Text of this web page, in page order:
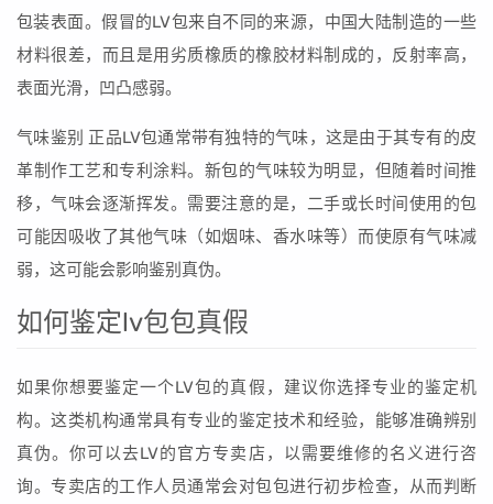
包装表面。假冒的LV包来自不同的来源，中国大陆制造的一些
材料很差，而且是用劣质橡质的橡胶材料制成的，反射率高，
表面光滑，凹凸感弱。
气味鉴别 正品LV包通常带有独特的气味，这是由于其专有的皮
革制作工艺和专利涂料。新包的气味较为明显，但随着时间推
移，气味会逐渐挥发。需要注意的是，二手或长时间使用的包
可能因吸收了其他气味（如烟味、香水味等）而使原有气味减
弱，这可能会影响鉴别真伪。
如何鉴定lv包包真假
如果你想要鉴定一个LV包的真假，建议你选择专业的鉴定机
构。这类机构通常具有专业的鉴定技术和经验，能够准确辨别
真伪。你可以去LV的官方专卖店，以需要维修的名义进行咨
询。专卖店的工作人员通常会对包包进行初步检查，从而判断